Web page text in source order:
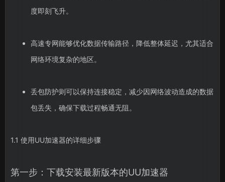
度即刻飞升。
高速专网能够优化数据传输路径，降低整体延迟，尤其适合
网络环境复杂的地区。
丢包防护则可以保持连接稳定，减少因网络波动造成的数据
包丢失，确保下载过程畅通无阻。
1.1 使用UU加速器的详细步骤
第一步：下载安装最新版本的UU加速器